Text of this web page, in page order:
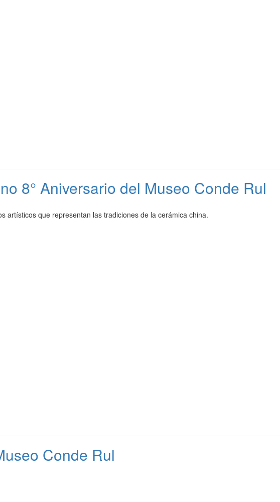
8° Aniversario del Museo Conde Rul
artísticos que representan las tradiciones de la cerámica china.
Conde Rul